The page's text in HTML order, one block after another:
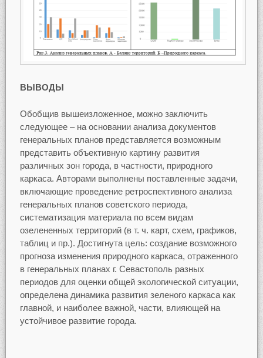
ВЫВОДЫ
Обобщив вышеизложенное, можно заключить
следующее – на основании анализа документов
генеральных планов представляется возможным
представить объективную картину развития
различных зон города, в частности, природного
каркаса. Авторами выполнены поставленные задачи,
включающие проведение ретроспективного анализа
генеральных планов советского периода,
систематизация материала по всем видам
озелененных территорий (в т. ч. карт, схем, графиков,
таблиц и пр.). Достигнута цель: создание возможного
прогноза изменения природного каркаса, отраженного
в генеральных планах г. Севастополь разных
периодов для оценки общей экологической ситуации,
определена динамика развития зеленого каркаса как
главной, и наиболее важной, части, влияющей на
устойчивое развитие города.